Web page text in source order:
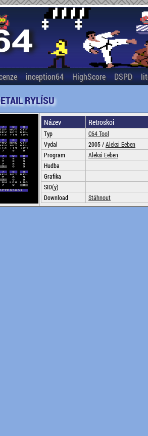
inception64 HighScore DSPD
RYLÍSU
Název Retroskoi
Typ
C64 Tool
Vydal
2005 /Aleksi Eeben
Program
Aleksi Eeben
Hudba
Grafika
SID(y)
Download
Stáhnout